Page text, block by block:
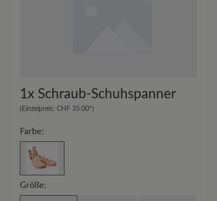
1x Schraub-Schuhspanner
(Einzelpreis: CHF 35.00*)
Farbe:
Größe: